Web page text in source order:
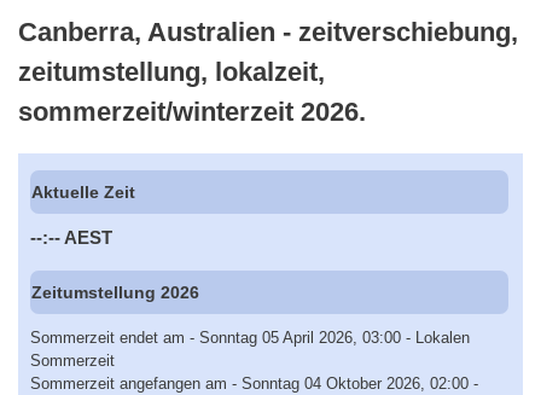
Canberra, Australien - zeitverschiebung,
zeitumstellung, lokalzeit,
sommerzeit/winterzeit 2026.
Aktuelle Zeit
--:-- AEST
Zeitumstellung 2026
Sommerzeit endet am - Sonntag 05 April 2026, 03:00 - Lokalen
Sommerzeit
Sommerzeit angefangen am - Sonntag 04 Oktober 2026, 02:00 -